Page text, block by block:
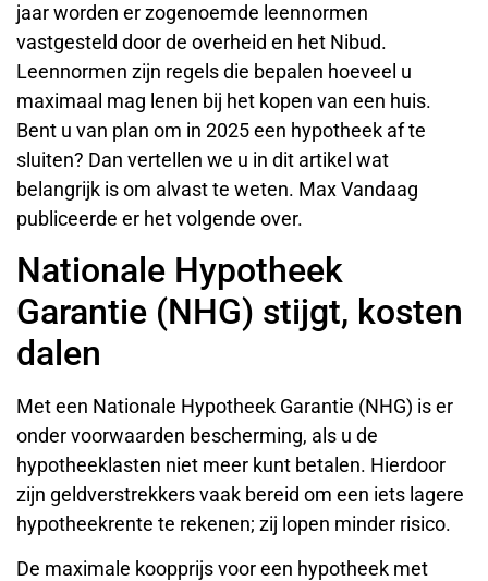
jaar worden er zogenoemde leennormen
vastgesteld door de overheid en het Nibud.
Leennormen zijn regels die bepalen hoeveel u
maximaal mag lenen bij het kopen van een huis.
Bent u van plan om in 2025 een hypotheek af te
sluiten? Dan vertellen we u in dit artikel wat
belangrijk is om alvast te weten. Max Vandaag
publiceerde er het volgende over.
Nationale Hypotheek
Garantie (NHG) stijgt, kosten
dalen
Met een Nationale Hypotheek Garantie (NHG) is er
onder voorwaarden bescherming, als u de
hypotheeklasten niet meer kunt betalen. Hierdoor
zijn geldverstrekkers vaak bereid om een iets lagere
hypotheekrente te rekenen; zij lopen minder risico.
De maximale koopprijs voor een hypotheek met